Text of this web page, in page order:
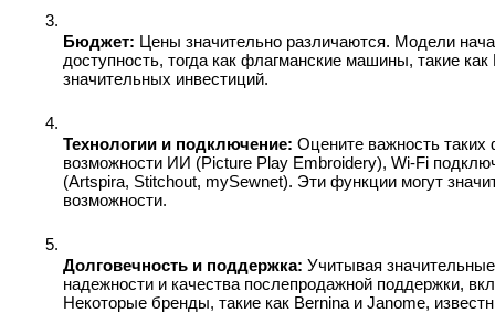
Бюджет: Цены значительно различаются. Модели
доступность, тогда как флагманские машины, такие
значительных инвестиций.
Технологии и подключение: Оцените важность
возможности ИИ (Picture Play Embroidery), Wi-Fi
(Artspira, Stitchout, mySewnet). Эти функции могут
возможности.
Долговечность и поддержка: Учитывая
надежности и качества послепродажной поддержки,
Некоторые бренды, такие как Bernina и Janome,